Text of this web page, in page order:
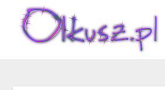
content